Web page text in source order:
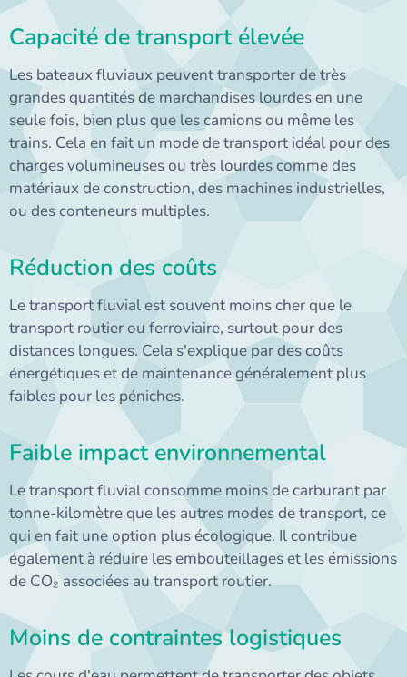
Capacité de transport élevée
Les bateaux fluviaux peuvent transporter de très
grandes quantités de marchandises lourdes en une
seule fois, bien plus que les camions ou même les
trains. Cela en fait un mode de transport idéal pour des
charges volumineuses ou très lourdes comme des
matériaux de construction, des machines industrielles,
ou des conteneurs multiples.
Réduction des coûts
Le transport fluvial est souvent moins cher que le
transport routier ou ferroviaire, surtout pour des
distances longues. Cela s'explique par des coûts
énergétiques et de maintenance généralement plus
faibles pour les péniches.
Faible impact environnemental
Le transport fluvial consomme moins de carburant par
tonne-kilomètre que les autres modes de transport, ce
qui en fait une option plus écologique. Il contribue
également à réduire les embouteillages et les émissions
de CO₂ associées au transport routier.
Moins de contraintes logistiques